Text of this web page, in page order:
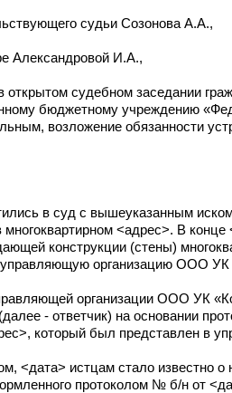
судьи Созонова А.А.,
Александровой И.А.,
открытом судебном заседании
бюджетному учреждению
возложение обязанности
в суд с вышеуказанным
<адрес>. В
конструкции (стены)
организацию ООО УК
организации ООО УК
- ответчик) на основании
который был представлен в
<дата> истцам стало известно
протоколом № б/н от